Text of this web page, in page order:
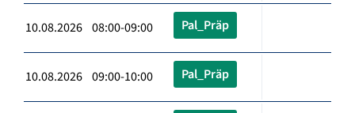
10.08.2026 08:00-09:00 Pal_Präp
10.08.2026 09:00-10:00 Pal_Präp